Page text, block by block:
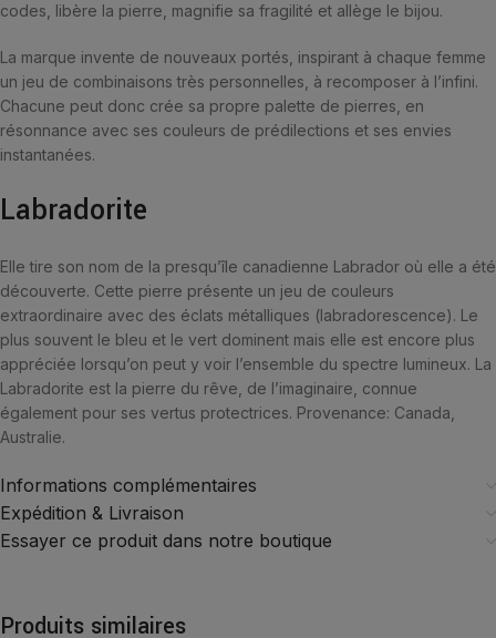
codes, libère la pierre, magnifie sa fragilité et allège le bijou.
La marque invente de nouveaux portés, inspirant à chaque femme
un jeu de combinaisons très personnelles, à recomposer à l’infini.
Chacune peut donc crée sa propre palette de pierres, en
résonnance avec ses couleurs de prédilections et ses envies
instantanées.
Labradorite
Elle tire son nom de la presqu’île canadienne Labrador où elle a été
découverte. Cette pierre présente un jeu de couleurs
extraordinaire avec des éclats métalliques (labradorescence). Le
plus souvent le bleu et le vert dominent mais elle est encore plus
appréciée lorsqu’on peut y voir l’ensemble du spectre lumineux. La
Labradorite est la pierre du rêve, de l’imaginaire, connue
également pour ses vertus protectrices. Provenance: Canada,
Australie.
Informations complémentaires
Expédition & Livraison
Essayer ce produit dans notre boutique
Produits similaires